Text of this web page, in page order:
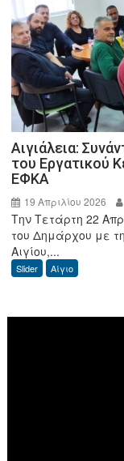
Αιγιάλεια:
του Εργατικού
ΕΦΚΑ
19 Απριλίου 2026
Την Τετάρτη 22
του Δημάρχου με
Αιγίου,...
Slider Αίγιο